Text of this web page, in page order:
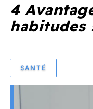
4
habitudes
SANTÉ